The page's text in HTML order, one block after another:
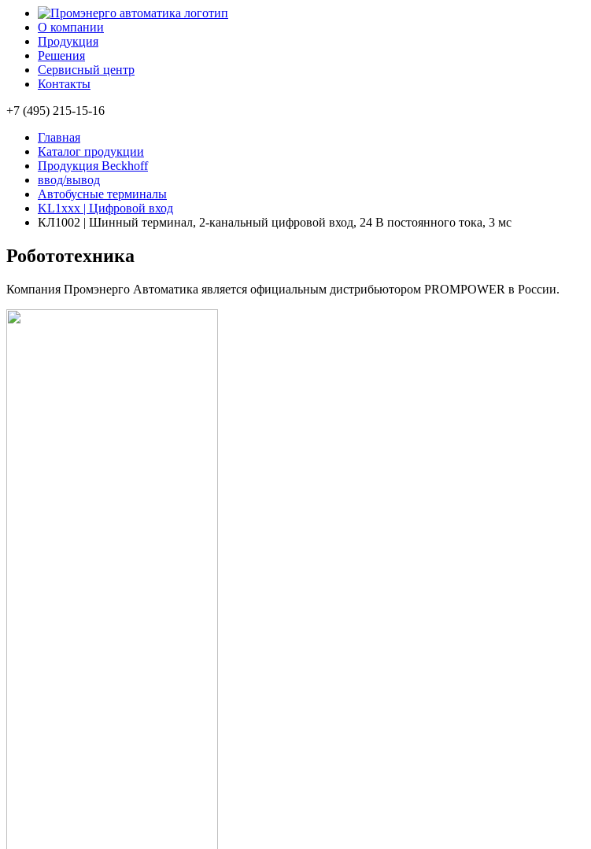
О компании
Продукция
Решения
Сервисный центр
Контакты
+7 (495) 215-15-16
Главная
Каталог продукции
Продукция Beckhoff
ввод/вывод
Автобусные терминалы
KL1xxx | Цифровой вход
КЛ1002 | Шинный терминал, 2-канальный цифровой вход, 24 В постоянного тока, 3 мс
Робототехника
Компания Промэнерго Автоматика является официальным дистрибьютором PROMPOWER в России.